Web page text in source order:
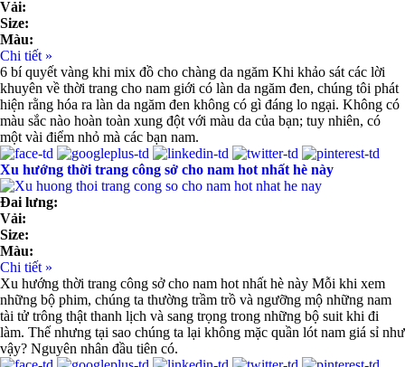
Vải:
Size:
Màu:
Chi tiết »
6 bí quyết vàng khi mix đồ cho chàng da ngăm Khi khảo sát các lời
khuyên về thời trang cho nam giới có làn da ngăm đen, chúng tôi phát
hiện rằng hóa ra làn da ngăm đen không có gì đáng lo ngại. Không có
màu sắc nào hoàn toàn xung đột với màu da của bạn; tuy nhiên, có
một vài điểm nhỏ mà các bạn nam.
Xu hướng thời trang công sở cho nam hot nhất hè này
Đai lưng:
Vải:
Size:
Màu:
Chi tiết »
Xu hướng thời trang công sở cho nam hot nhất hè này Mỗi khi xem
những bộ phim, chúng ta thường trầm trồ và ngưỡng mộ những nam
tài tử trông thật thanh lịch và sang trọng trong những bộ suit khi đi
làm. Thế nhưng tại sao chúng ta lại không mặc quần lót nam giá sỉ như
vậy? Nguyên nhân đầu tiên có.